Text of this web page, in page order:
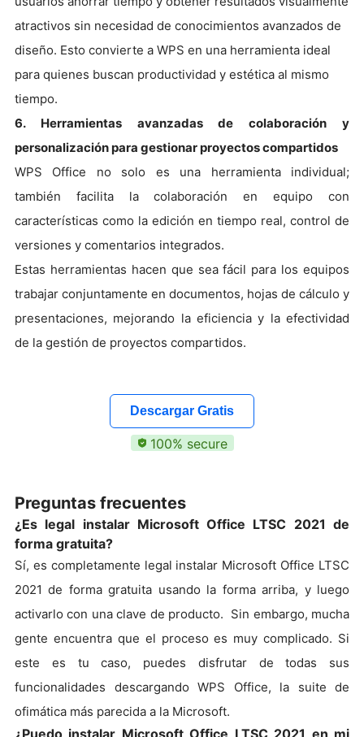
atractivos sin necesidad de conocimientos avanzados de
diseño. Esto convierte a WPS en una herramienta ideal
para quienes buscan productividad y estética al mismo
tiempo.
6. Herramientas avanzadas de colaboración y
personalización para gestionar proyectos compartidos
WPS Office no solo es una herramienta individual;
también facilita la colaboración en equipo con
características como la edición en tiempo real, control de
versiones y comentarios integrados.
Estas herramientas hacen que sea fácil para los equipos
trabajar conjuntamente en documentos, hojas de cálculo y
presentaciones, mejorando la eficiencia y la efectividad
de la gestión de proyectos compartidos.
Descargar Gratis
100% secure
Preguntas frecuentes
¿Es legal instalar Microsoft Office LTSC 2021 de
forma gratuita?
Sí, es completamente legal instalar Microsoft Office LTSC
2021 de forma gratuita usando la forma arriba, y luego
activarlo con una clave de producto. Sin embargo, mucha
gente encuentra que el proceso es muy complicado. Si
este es tu caso, puedes disfrutar de todas sus
funcionalidades descargando WPS Office, la suite de
ofimática más parecida a la Microsoft.